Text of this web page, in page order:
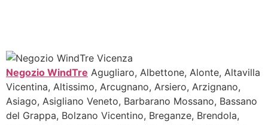
Negozio WindTre Agugliaro, Albettone, Alonte, Altavilla
Vicentina, Altissimo, Arcugnano, Arsiero, Arzignano,
Asiago, Asigliano Veneto, Barbarano Mossano, Bassano
del Grappa, Bolzano Vicentino, Breganze, Brendola,